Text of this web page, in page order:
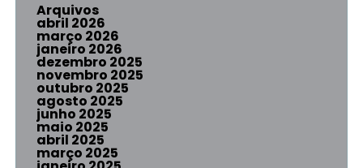
Arquivos
abril 2026
março 2026
janeiro 2026
dezembro 2025
novembro 2025
outubro 2025
agosto 2025
junho 2025
maio 2025
abril 2025
março 2025